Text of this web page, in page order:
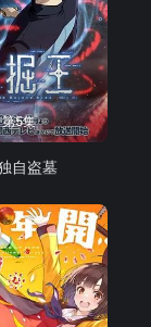
第5集
自盗墓